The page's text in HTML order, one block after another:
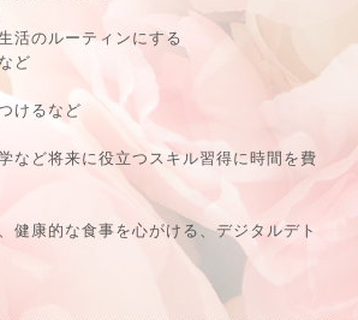
活のルーティンにする
ど
けるなど
など将来に役立つスキル習得に時間を費
健康的な食事を心がける、デジタルデト